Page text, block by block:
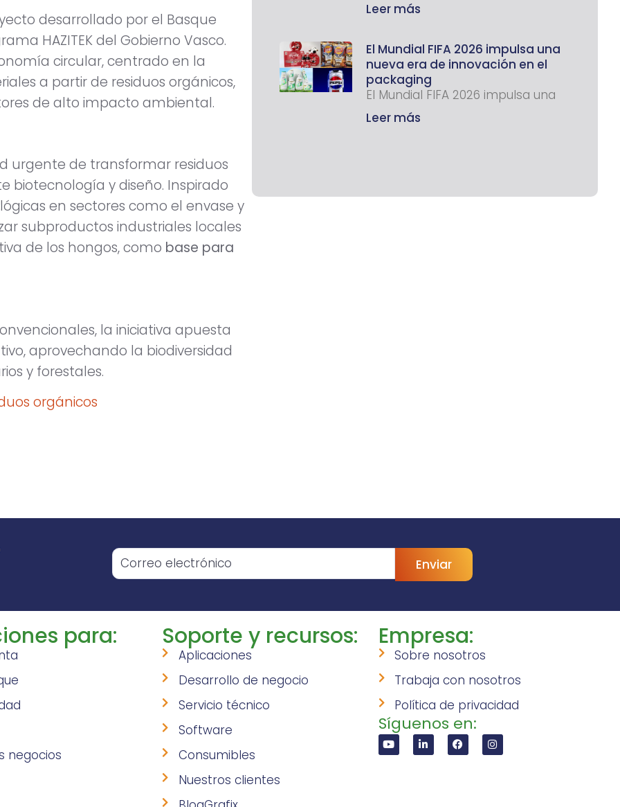
desarrollado por el Basque
HAZITEK del Gobierno Vasco.
circular, centrado en la
a partir de residuos orgánicos,
de alto impacto ambiental.
urgente de transformar residuos
biotecnología y diseño. Inspirado
en sectores como el envase y
subproductos industriales locales
de los hongos, como base para
la iniciativa apuesta
aprovechando la biodiversidad
y forestales.
orgánicos
Leer más
El Mundial FIFA 2026 impulsa una
nueva era de innovación en el
packaging
El Mundial FIFA 2026 impulsa una
Leer más
Enviar
para:
negocios
Soporte y recursos:
Aplicaciones
Desarrollo de negocio
Servicio técnico
Software
Consumibles
Nuestros clientes
Empresa:
Sobre nosotros
Trabaja con nosotros
Política de privacidad
Síguenos en: